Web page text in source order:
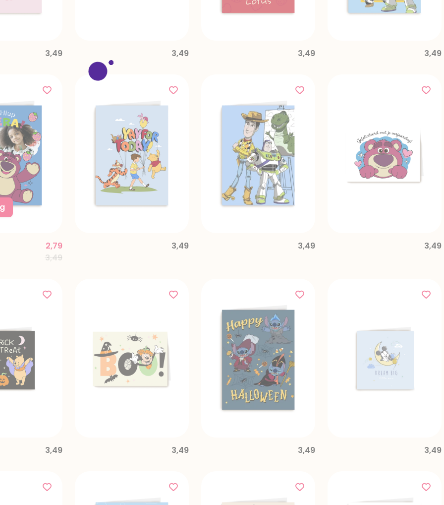
3,49 3,49 3,49 3,49
Price reduced from
3,49to
2,79 3,49 3,49 3,49
3,49 3,49 3,49 3,49